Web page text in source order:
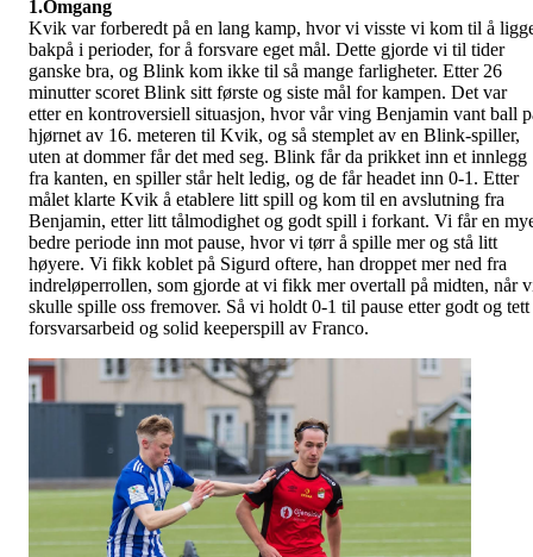
1.Omgang
Kvik var forberedt på en lang kamp, hvor vi visste vi kom til å
bakpå i perioder, for å forsvare eget mål. Dette gjorde vi til tider
ganske bra, og Blink kom ikke til så mange farligheter. Etter 26
minutter scoret Blink sitt første og siste mål for kampen. Det var
etter en kontroversiell situasjon, hvor vår ving Benjamin vant ball
hjørnet av 16. meteren til Kvik, og så stemplet av en Blink-spiller,
uten at dommer får det med seg. Blink får da prikket inn et innlegg
fra kanten, en spiller står helt ledig, og de får headet inn 0-1. Etter
målet klarte Kvik å etablere litt spill og kom til en avslutning fra
Benjamin, etter litt tålmodighet og godt spill i forkant. Vi får en
bedre periode inn mot pause, hvor vi tørr å spille mer og stå litt
høyere. Vi fikk koblet på Sigurd oftere, han droppet mer ned fra
indreløperrollen, som gjorde at vi fikk mer overtall på midten, når
skulle spille oss fremover. Så vi holdt 0-1 til pause etter godt og tett
forsvarsarbeid og solid keeperspill av Franco.